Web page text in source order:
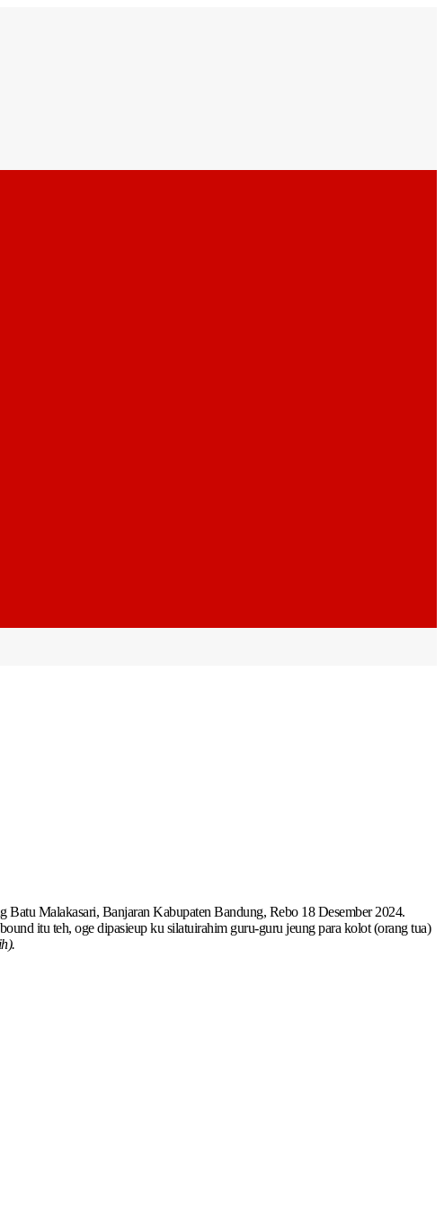
Malakasari, Banjaran Kabupaten Bandung, Rebo 18 Desember 2024.
itu teh, oge dipasieup ku silatuirahim guru-guru jeung para kolot (orang tua)